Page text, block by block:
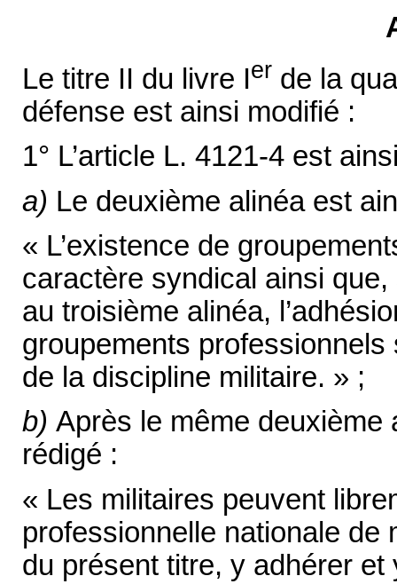
Le titre II du livre Ier de la
défense est ainsi modifié :
1° L’article L. 4121-4 est
a) Le deuxième alinéa est
« L’existence de
caractère syndical ainsi
au troisième alinéa,
groupements
de la discipline militaire. » ;
b) Après le même deuxième
rédigé :
« Les militaires peuvent
professionnelle nationale de
du présent titre, y adhérer